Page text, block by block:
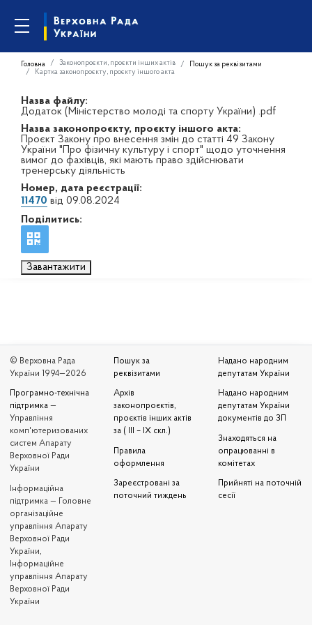
Головна Законопроєкти, проєкти інших актів
Пошук за реквізитами
Картка законопроєкту, проєкту іншого акта
Назва файлу:
Додаток (Міністерство молоді та спорту України) .pdf
Назва законопроєкту, проєкту іншого акта:
Проєкт Закону про внесення змін до статті 49 Закону
України "Про фізичну культуру і спорт" щодо уточнення
вимог до фахівців, які мають право здійснювати
тренерську діяльність
Номер, дата реєстрації:
11470 від 09.08.2024
Поділитись:
Завантажити
© Верховна Рада
України 1994—2026
Програмно-технічна
підтримка —
Управління
комп'ютеризованих
систем Апарату
Верховної Ради
України
Iнформаційна
підтримка — Головне
організаційне
управління Апарату
Верховної Ради
України,
Інформаційне
управління Апарату
Верховної Ради
України
Пошук за
реквізитами
Архів
законопроєктів,
проєктів інших актів
за ( III – IX скл.)
Правила
оформлення
Зареєстровані за
поточний тиждень
Надано народним
депутатам України
Надано народним
депутатам України
документів до ЗП
Знаходяться на
опрацюванні в
комітетах
Прийняті на поточній
сесії